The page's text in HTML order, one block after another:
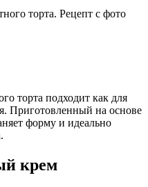
торта подходит как для
Приготовленный на основе
форму и идеально
крем